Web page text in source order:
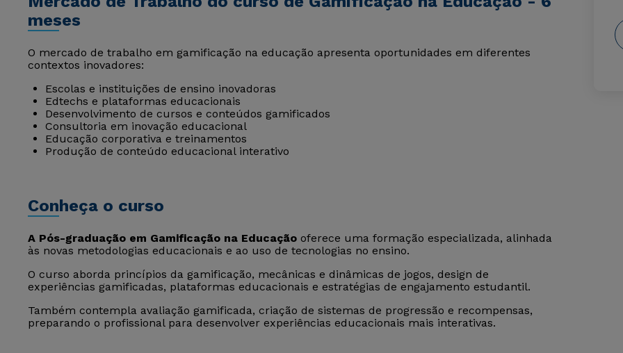
meses
O mercado de trabalho em gamificação na educação apresenta oportunidades em diferentes
contextos inovadores:
Escolas e instituições de ensino inovadoras
Edtechs e plataformas educacionais
Desenvolvimento de cursos e conteúdos gamificados
Consultoria em inovação educacional
Educação corporativa e treinamentos
Produção de conteúdo educacional interativo
Conheça o curso
A Pós-graduação em Gamificação na Educação oferece uma formação especializada, alinhada
às novas metodologias educacionais e ao uso de tecnologias no ensino.
O curso aborda princípios da gamificação, mecânicas e dinâmicas de jogos, design de
experiências gamificadas, plataformas educacionais e estratégias de engajamento estudantil.
Também contempla avaliação gamificada, criação de sistemas de progressão e recompensas,
preparando o profissional para desenvolver experiências educacionais mais interativas.